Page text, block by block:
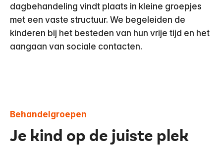
dagbehandeling vindt plaats in kleine groepjes
met een vaste structuur. We begeleiden de
kinderen bij het besteden van hun vrije tijd en het
aangaan van sociale contacten.
Behandelgroepen
Je kind op de juiste plek